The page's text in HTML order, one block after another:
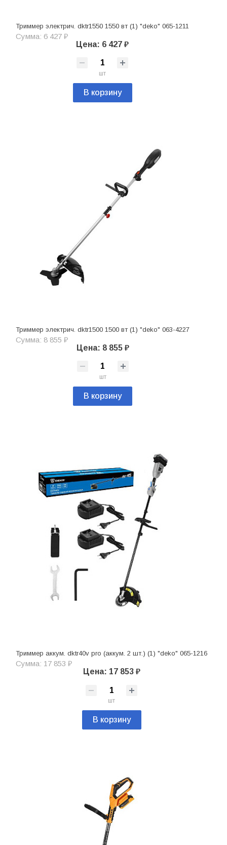
Триммер электрич. dktr1550 1550 вт (1) "deko" 065-1211
Сумма: 6 427 ₽
Цена: 6 427 ₽
шт
В корзину
Триммер электрич. dktr1500 1500 вт (1) "deko" 063-4227
Сумма: 8 855 ₽
Цена: 8 855 ₽
шт
В корзину
Триммер аккум. dktr40v pro (аккум. 2 шт.) (1) "deko" 065-1216
Сумма: 17 853 ₽
Цена: 17 853 ₽
шт
В корзину